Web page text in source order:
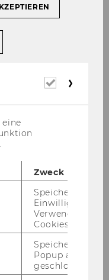
Enterprises
Zweck
Speichert Ihre
Einwilligung zur
Verwendung von
Cookies.
Speichert ob ein
Popup
geschlossen